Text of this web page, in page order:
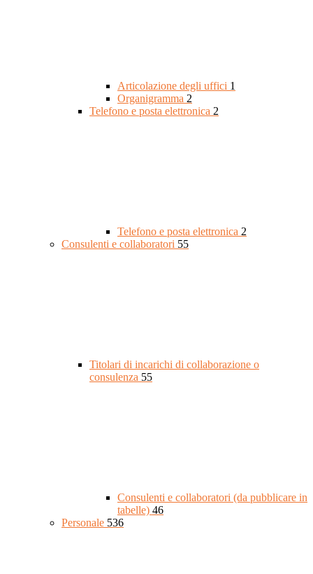
Articolazione degli uffici 1
Organigramma 2
Telefono e posta elettronica 2
Telefono e posta elettronica 2
Consulenti e collaboratori 55
Titolari di incarichi di collaborazione o
consulenza 55
Consulenti e collaboratori (da pubblicare in
tabelle) 46
Personale 536